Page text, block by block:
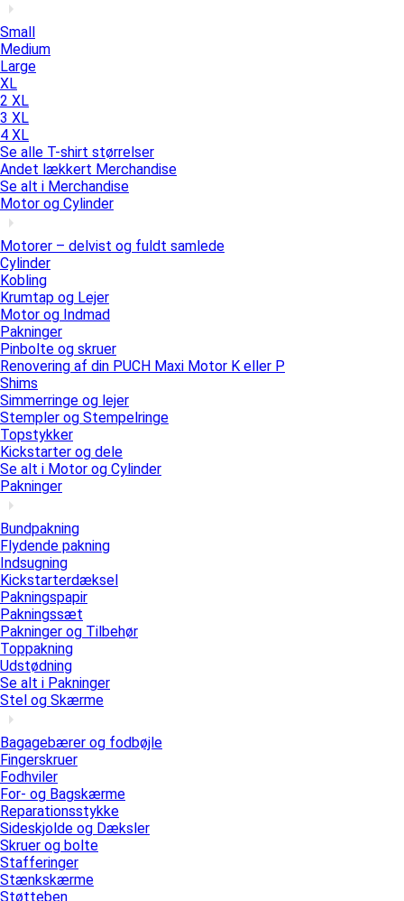
Small
Medium
Large
XL
2 XL
3 XL
4 XL
Se alle T-shirt størrelser
Andet lækkert Merchandise
Se alt i Merchandise
Motor og Cylinder
Motorer – delvist og fuldt samlede
Cylinder
Kobling
Krumtap og Lejer
Motor og Indmad
Pakninger
Pinbolte og skruer
Renovering af din PUCH Maxi Motor K eller P
Shims
Simmerringe og lejer
Stempler og Stempelringe
Topstykker
Kickstarter og dele
Se alt i Motor og Cylinder
Pakninger
Bundpakning
Flydende pakning
Indsugning
Kickstarterdæksel
Pakningspapir
Pakningssæt
Pakninger og Tilbehør
Toppakning
Udstødning
Se alt i Pakninger
Stel og Skærme
Bagagebærer og fodbøjle
Fingerskruer
Fodhviler
For- og Bagskærme
Reparationsstykke
Sideskjolde og Dæksler
Skruer og bolte
Stafferinger
Stænkskærme
Støtteben